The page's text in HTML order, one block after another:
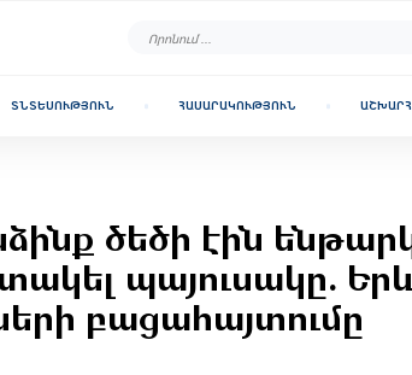
ՏՆՏԵՍՈՒԹՅՈՒՆ ՀԱՍԱՐԱԿՈՒԹՅՈՒՆ ԱՇԽԱՐՀ
ծեծի էին
պայուսակը.
բացահայտումը